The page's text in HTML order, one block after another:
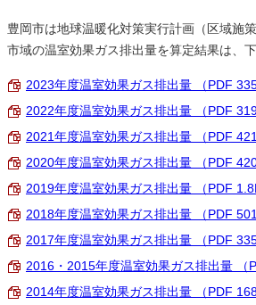
岡市は地球温暖化対策実行計画（区域施策
域の温室効果ガス排出量を算定結果は、下
2023年度温室効果ガス排出量 （PDF
2022年度温室効果ガス排出量 （PDF
2021年度温室効果ガス排出量 （PDF
2020年度温室効果ガス排出量 （PDF
2019年度温室効果ガス排出量 （PDF
2018年度温室効果ガス排出量 （PDF
2017年度温室効果ガス排出量 （PDF
2016・2015年度温室効果ガス排出量 （
2014年度温室効果ガス排出量 （PDF